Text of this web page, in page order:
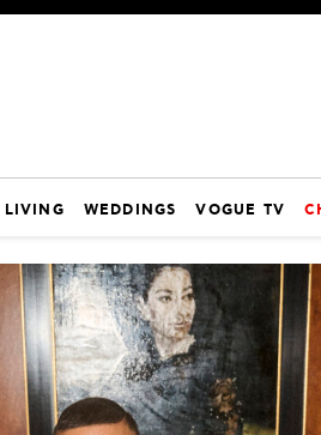
LIVING WEDDINGS VOGUE TV